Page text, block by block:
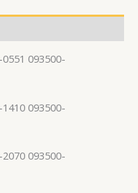
093500-
093500-
093500-